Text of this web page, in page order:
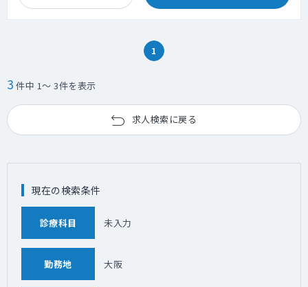
1
3 件中 1～ 3件を表示
求人検索に戻る
現在の検索条件
診療科目 未入力
勤務地 大阪